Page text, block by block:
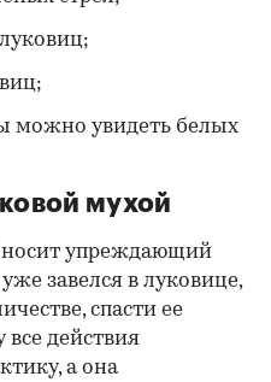
можно увидеть белых
мухой
носит упреждающий
завелся в луковице,
спасти ее
действия
а она